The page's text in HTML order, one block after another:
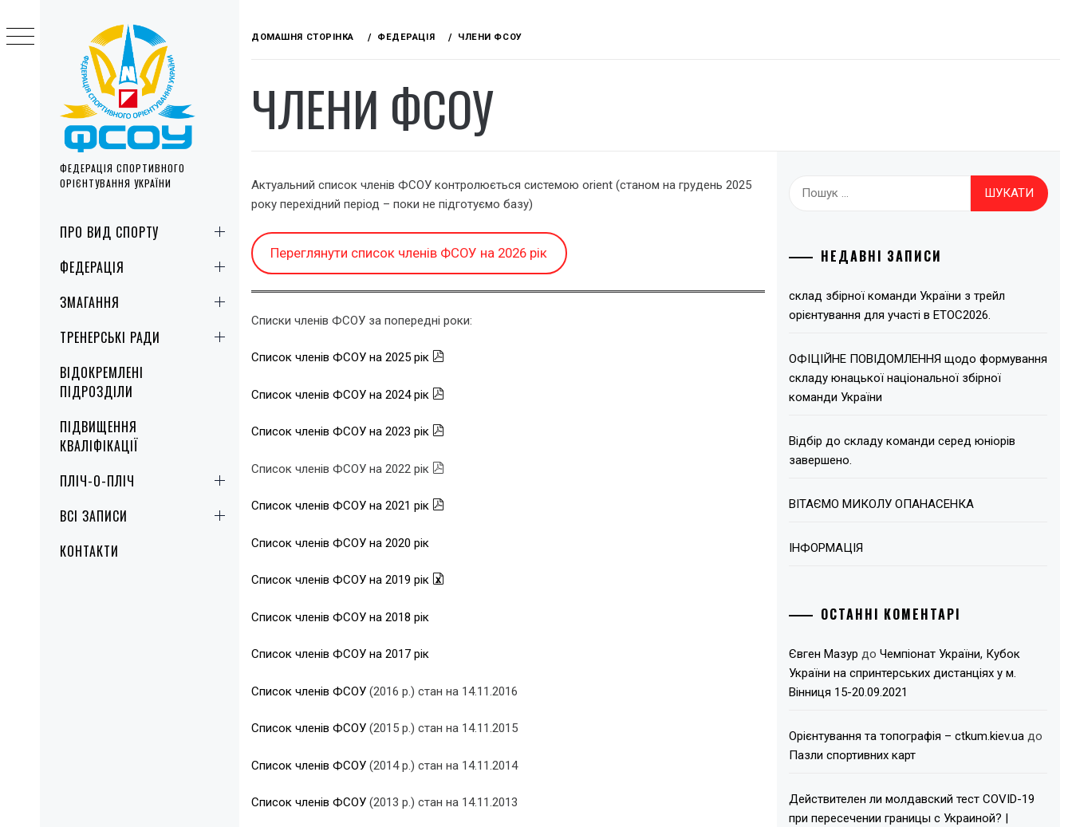
ФЕДЕРАЦІЯ СПОРТИВНОГО
ОРІЄНТУВАННЯ УКРАЇНИ
MenuПРО ВИД СПОРТУ
ФЕДЕРАЦІЯ
ЗМАГАННЯ
ТРЕНЕРСЬКІ РАДИ
ВІДОКРЕМЛЕНІ
ПІДРОЗДІЛИ
ПІДВИЩЕННЯ
КВАЛІФІКАЦІЇ
ПЛІЧ-О-ПЛІЧ
ВСІ ЗАПИСИ
КОНТАКТИ
to
content
ДОМАШНЯ СТОРІНКА ФЕДЕРАЦІЯ ЧЛЕНИ ФСОУ
ЧЛЕНИ ФСОУ
Актуальний список членів ФСОУ контролюється системою orient (станом на грудень 2025
року перехідний період – поки не підготуємо базу)
Переглянути список членів ФСОУ на 2026 рік
Списки членів ФСОУ за попередні роки:
Список членів ФСОУ на 2025 рік
Список членів ФСОУ на 2024 рік
Список членів ФСОУ на 2023 рік
Список членів ФСОУ на 2022 рік
Список членів ФСОУ на 2021 рік
Список членів ФСОУ на 2020 рік
Список членів ФСОУ на 2019 рік
Список членів ФСОУ на 2018 рік
Список членів ФСОУ на 2017 рік
Список членів ФСОУ (2016 р.) стан на 14.11.2016
Список членів ФСОУ (2015 р.) стан на 14.11.2015
Список членів ФСОУ (2014 р.) стан на 14.11.2014
Список членів ФСОУ (2013 р.) стан на 14.11.2013
НЕДАВНІ ЗАПИСИ
склад збірної команди України з трейл
орієнтування для участі в ЕТОС2026.
ОФІЦІЙНЕ ПОВІДОМЛЕННЯ щодо формування
складу юнацької національної збірної
команди України
Відбір до складу команди серед юніорів
завершено.
ВІТАЄМО МИКОЛУ ОПАНАСЕНКА
ІНФОРМАЦІЯ
ОСТАННІ КОМЕНТАРІ
Євген Мазур доЧемпіонат України, Кубок
України на спринтерських дистанціях у м.
Вінниця 15-20.09.2021
Орієнтування та топографія – ctkum.kiev.ua до
Пазли спортивних карт
Действителен ли молдавский тест COVID-19
при пересечении границы с Украиной? |